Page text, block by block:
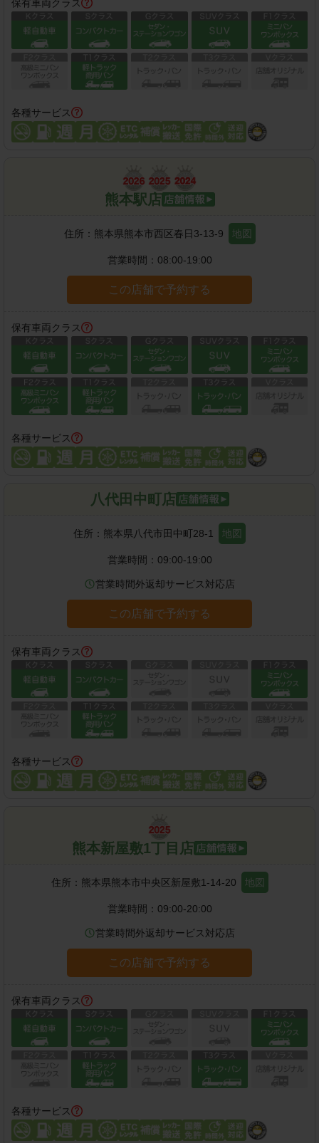
保有車両クラス
各種サービス
熊本駅店
住所： 熊本県熊本市西区春日3-13-9 地図
営業時間： 08:00-19:00
この店舗で予約する
保有車両クラス
各種サービス
八代田中町店
住所： 熊本県八代市田中町28-1 地図
営業時間： 09:00-19:00
営業時間外返却サービス対応店
この店舗で予約する
保有車両クラス
各種サービス
熊本新屋敷1丁目店
住所： 熊本県熊本市中央区新屋敷1-14-20 地図
営業時間： 09:00-20:00
営業時間外返却サービス対応店
この店舗で予約する
保有車両クラス
各種サービス